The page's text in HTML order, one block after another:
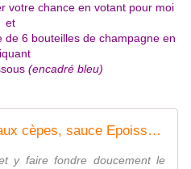
votre chance en votant pour moi
et
6 bouteilles de champagne en
(encadré bleu)
Magret de canard farci aux cèpes, sauce Epoisses, figue rôtie et mille-feuilles aux 2 pommes
y faire fondre doucement le